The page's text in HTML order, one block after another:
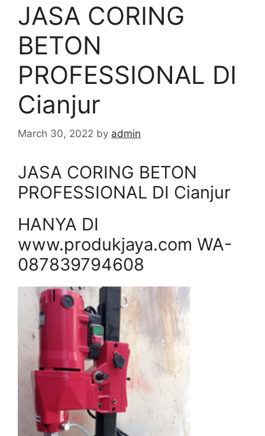
JASA CORING
BETON
PROFESSIONAL DI
Cianjur
March 30, 2022 by admin
JASA CORING BETON
PROFESSIONAL DI Cianjur
HANYA DI
www.produkjaya.com WA-
087839794608